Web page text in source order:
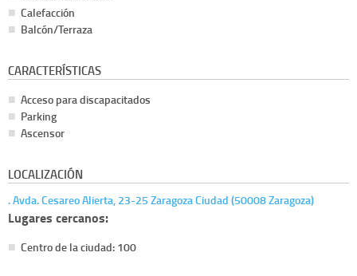
Calefacción
Balcón/Terraza
CARACTERÍSTICAS
Acceso para discapacitados
Parking
Ascensor
LOCALIZACIÓN
. Avda. Cesareo Alierta, 23-25 Zaragoza Ciudad (50008 Zaragoza)
Lugares cercanos:
Centro de la ciudad: 100